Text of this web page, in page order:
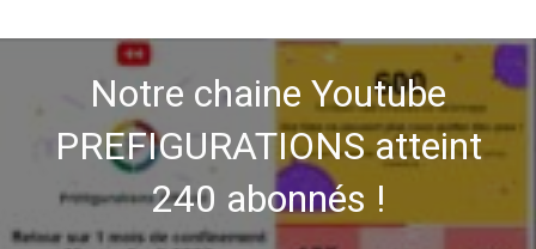
Notre chaine Youtube
PREFIGURATIONS atteint
240 abonnés !